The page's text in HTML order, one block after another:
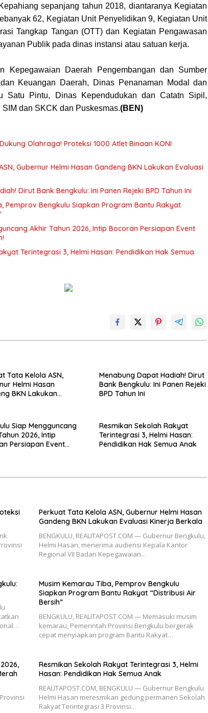
sepanjang tahun 2018, diantaranya Kegiatan
62, Kegiatan Unit Penyelidikan 9, Kegiatan Unit
Tangkap Tangan (OTT) dan Kegiatan Pengawasan
Publik pada dinas instansi atau satuan kerja.
Kepegawaian Daerah Pengembangan dan Sumber
Keuangan Daerah, Dinas Penanaman Modal dan
Satu Pintu, Dinas Kependudukan dan Catatn Sipil,
dan SKCK dan Puskesmas.(BEN)
Olahraga! Proteksi 1000 Atlet Binaan KONI
Gubernur Helmi Hasan Gandeng BKN Lakukan Evaluasi
Dirut Bank Bengkulu: Ini Panen Rejeki BPD Tahun Ini
Pemprov Bengkulu Siapkan Program Bantu Rakyat
Akhir Tahun 2026, Intip Bocoran Persiapan Event
Terintegrasi 3, Helmi Hasan: Pendidikan Hak Semua
Tata Kelola ASN,
Helmi Hasan
BKN Lakukan
Menabung Dapat Hadiah! Dirut
Bank Bengkulu: Ini Panen Rejeki
BPD Tahun Ini
Siap Mengguncang
2026, Intip
Persiapan Event
Resmikan Sekolah Rakyat
Terintegrasi 3, Helmi Hasan:
Pendidikan Hak Semua Anak
Perkuat Tata Kelola ASN, Gubernur Helmi Hasan
Gandeng BKN Lakukan Evaluasi Kinerja Berkala
BENGKULU, REALITAPOST.COM — Gubernur Bengkulu,
Helmi Hasan, menerima audiensi Kepala Kantor
Regional VII Badan Kepegawaian…
Musim Kemarau Tiba, Pemprov Bengkulu
Siapkan Program Bantu Rakyat “Distribusi Air
Bersih”
BENGKULU, REALITAPOST.COM — Memasuki musim
kemarau, Pemerintah Provinsi Bengkulu bergerak
cepat menyiapkan program Bantu Rakyat…
Resmikan Sekolah Rakyat Terintegrasi 3, Helmi
Hasan: Pendidikan Hak Semua Anak
REALITAPOST.COM, BENGKULU — Gubernur Bengkulu
Helmi Hasan meresmikan gedung permanen Sekolah
Rakyat Terintegrasi 3 Provinsi…